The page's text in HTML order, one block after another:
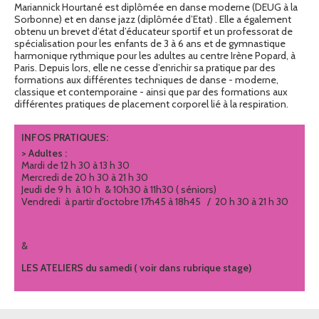
Mariannick Hourtané est diplômée en danse moderne (DEUG à la
Sorbonne) et en danse jazz (diplômée d’Etat) . Elle a également
obtenu un brevet d’état d’éducateur sportif et un professorat de
spécialisation pour les enfants de 3 à 6 ans et de gymnastique
harmonique rythmique pour les adultes au centre Irène Popard, à
Paris. Depuis lors, elle ne cesse d’enrichir sa pratique par des
formations aux différentes techniques de danse - moderne,
classique et contemporaine - ainsi que par des formations aux
différentes pratiques de placement corporel lié à la respiration.
INFOS PRATIQUES:
> Adultes :
Mardi de 12 h 30 à 13 h 30
Mercredi de 20 h 30 à 21 h 30
Jeudi de 9 h à 10 h & 10h30 à 11h30 ( séniors)
Vendredi à partir d'octobre 17h45 à 18h45 / 20 h 30 à 21 h 30
&
LES ATELIERS du samedi ( voir dans rubrique stage)